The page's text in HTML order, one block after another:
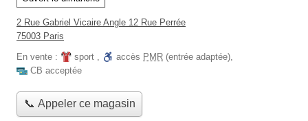
2 Rue Gabriel Vicaire Angle 12 Rue Perrée
75003 Paris
En vente :
sport , accès PMR (entrée adaptée),
CB acceptée
📞 Appeler ce magasin